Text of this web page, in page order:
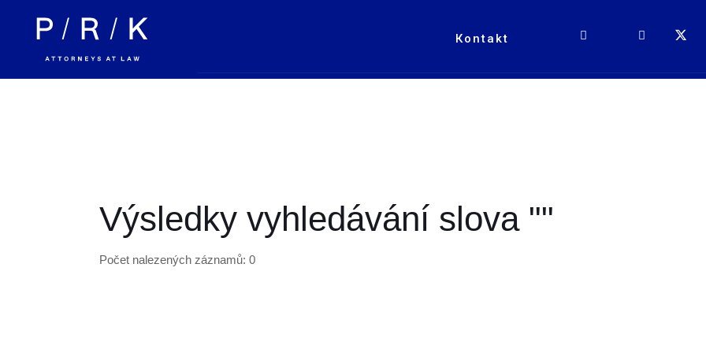
Кontakt
Výsledky vyhledávání slova ""
Počet nalezených záznamů: 0